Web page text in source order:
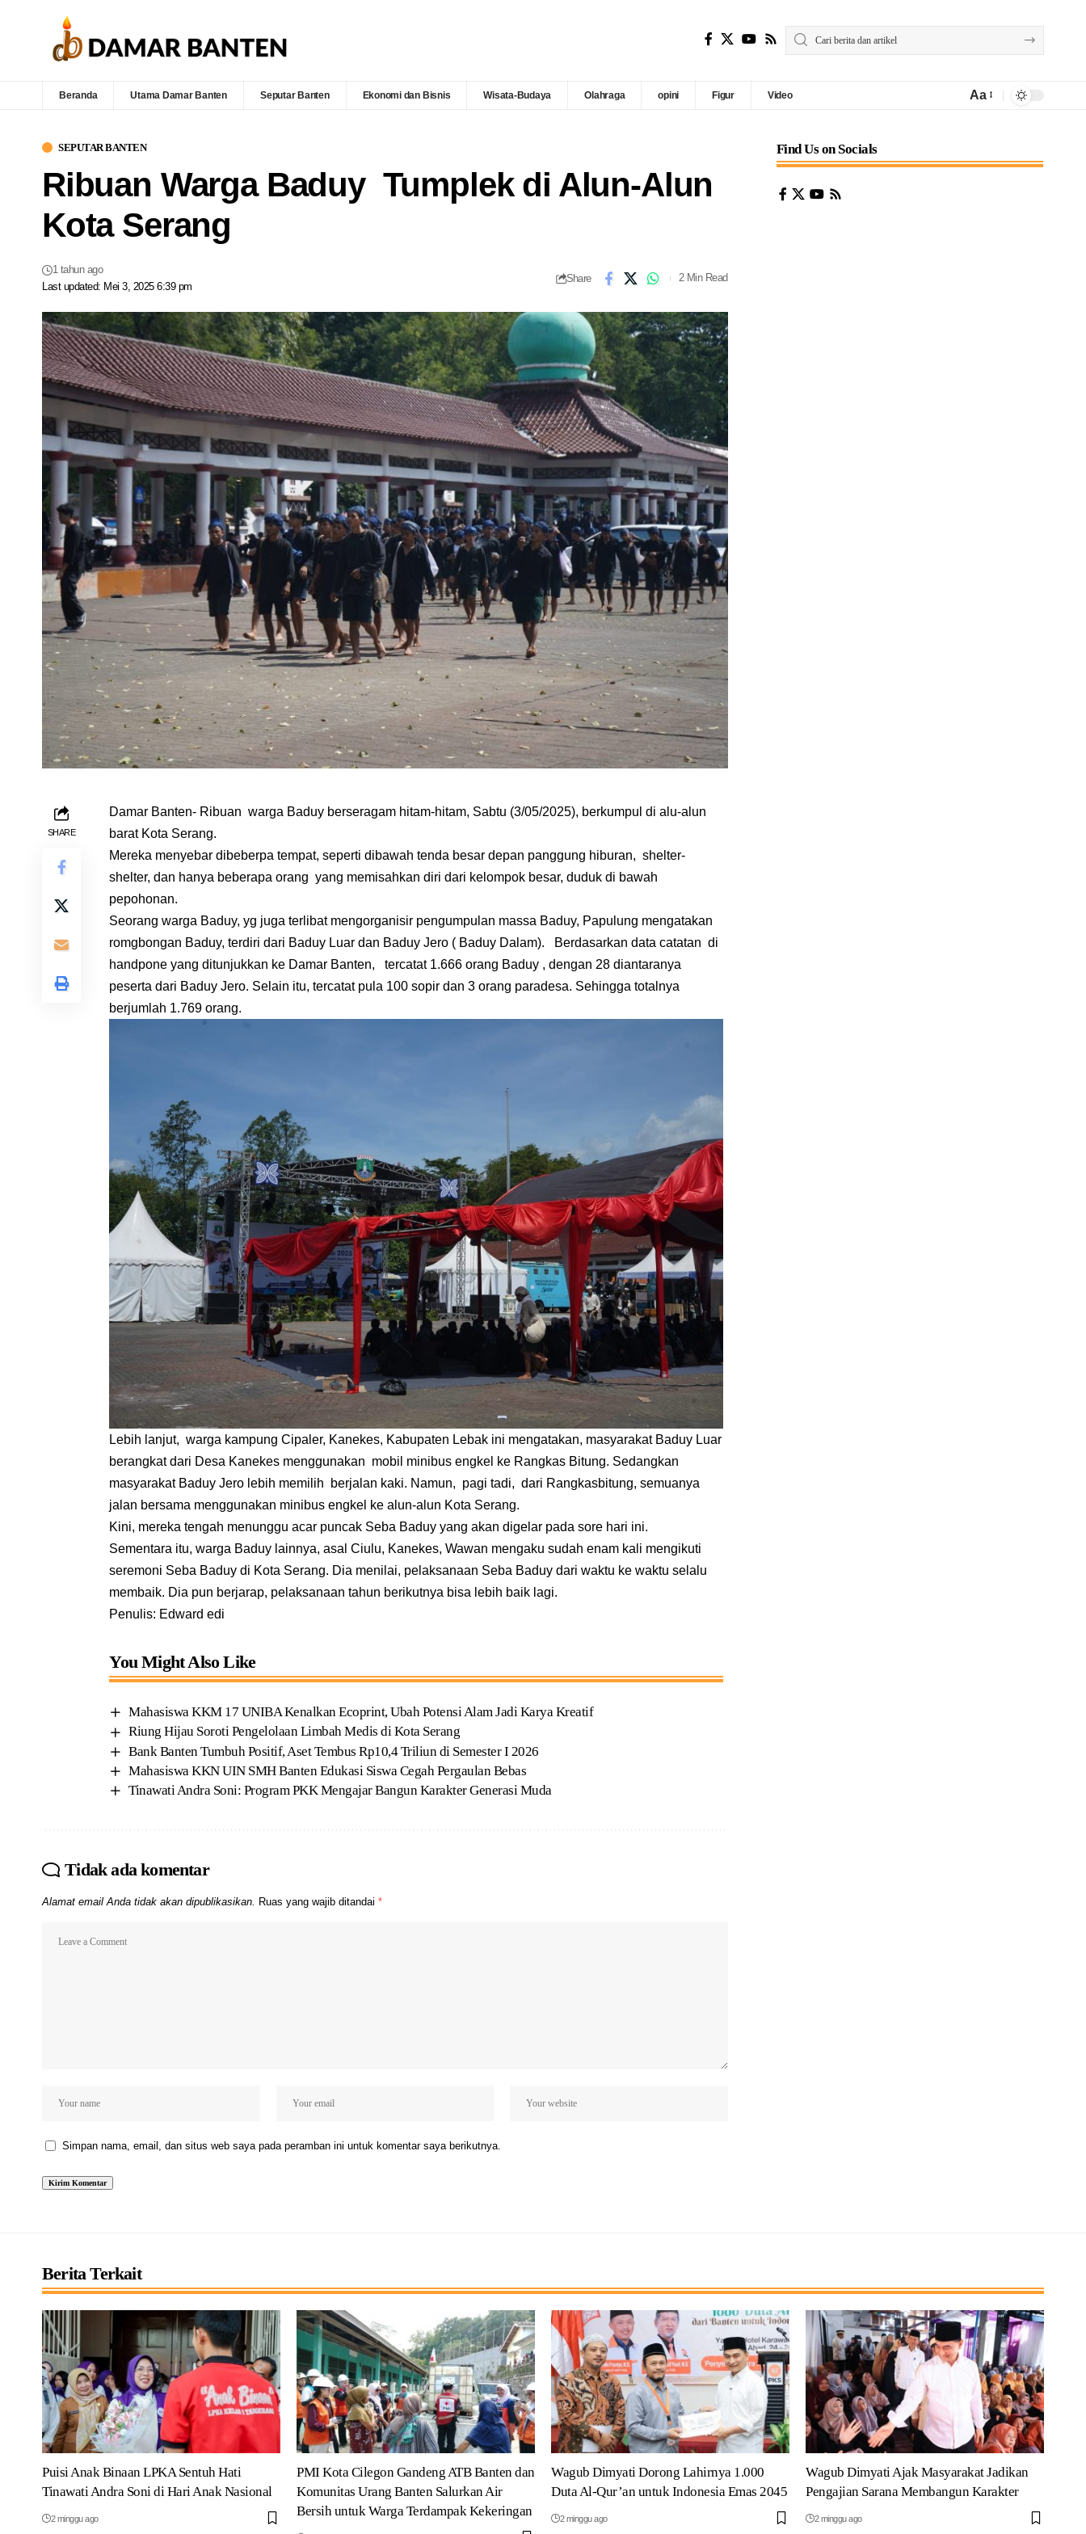
Beranda Utama Damar Banten Seputar Banten Ekonomi dan Bisnis Wisata-Budaya Olahraga opini Figur Video Aa
SEPUTAR BANTEN
Ribuan Warga Baduy Tumplek di Alun-Alun
Kota Serang
Last updated: Mei 3, 2025 6:39 pm
1 tahun ago
Share 2 Min Read
SHARE
Damar Banten- Ribuan warga Baduy berseragam hitam-hitam, Sabtu (3/05/2025), berkumpul di alu-alun
barat Kota Serang.
Mereka menyebar dibeberpa tempat, seperti dibawah tenda besar depan panggung hiburan, shelter-
shelter, dan hanya beberapa orang yang memisahkan diri dari kelompok besar, duduk di bawah
pepohonan.
Seorang warga Baduy, yg juga terlibat mengorganisir pengumpulan massa Baduy, Papulung mengatakan
romgbongan Baduy, terdiri dari Baduy Luar dan Baduy Jero ( Baduy Dalam). Berdasarkan data catatan di
handpone yang ditunjukkan ke Damar Banten, tercatat 1.666 orang Baduy , dengan 28 diantaranya
peserta dari Baduy Jero. Selain itu, tercatat pula 100 sopir dan 3 orang paradesa. Sehingga totalnya
berjumlah 1.769 orang.
Lebih lanjut, warga kampung Cipaler, Kanekes, Kabupaten Lebak ini mengatakan, masyarakat Baduy Luar
berangkat dari Desa Kanekes menggunakan mobil minibus engkel ke Rangkas Bitung. Sedangkan
masyarakat Baduy Jero lebih memilih berjalan kaki. Namun, pagi tadi, dari Rangkasbitung, semuanya
jalan bersama menggunakan minibus engkel ke alun-alun Kota Serang.
Kini, mereka tengah menunggu acar puncak Seba Baduy yang akan digelar pada sore hari ini.
Sementara itu, warga Baduy lainnya, asal Ciulu, Kanekes, Wawan mengaku sudah enam kali mengikuti
seremoni Seba Baduy di Kota Serang. Dia menilai, pelaksanaan Seba Baduy dari waktu ke waktu selalu
membaik. Dia pun berjarap, pelaksanaan tahun berikutnya bisa lebih baik lagi.
Penulis: Edward edi
You Might Also Like
Mahasiswa KKM 17 UNIBA Kenalkan Ecoprint, Ubah Potensi Alam Jadi Karya Kreatif
Riung Hijau Soroti Pengelolaan Limbah Medis di Kota Serang
Bank Banten Tumbuh Positif, Aset Tembus Rp10,4 Triliun di Semester I 2026
Mahasiswa KKN UIN SMH Banten Edukasi Siswa Cegah Pergaulan Bebas
Tinawati Andra Soni: Program PKK Mengajar Bangun Karakter Generasi Muda
Tidak ada komentar
Alamat email Anda tidak akan dipublikasikan. Ruas yang wajib ditandai *
Simpan nama, email, dan situs web saya pada peramban ini untuk komentar saya berikutnya.
Find Us on Socials
Berita Terkait
Puisi Anak Binaan LPKA Sentuh Hati
Tinawati Andra Soni di Hari Anak Nasional
2 minggu ago
PMI Kota Cilegon Gandeng ATB Banten dan
Komunitas Urang Banten Salurkan Air
Bersih untuk Warga Terdampak Kekeringan
Wagub Dimyati Dorong Lahirnya 1.000
Duta Al-Qur’an untuk Indonesia Emas 2045
2 minggu ago
Wagub Dimyati Ajak Masyarakat Jadikan
Pengajian Sarana Membangun Karakter
2 minggu ago